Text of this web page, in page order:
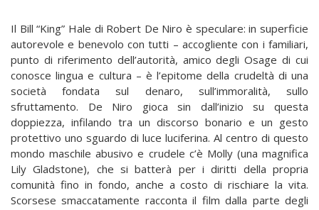
Il Bill “King” Hale di Robert De Niro è speculare: in superficie
autorevole e benevolo con tutti – accogliente con i familiari,
punto di riferimento dell’autorità, amico degli Osage di cui
conosce lingua e cultura – è l’epitome della crudeltà di una
società fondata sul denaro, sull’immoralità, sullo
sfruttamento. De Niro gioca sin dall’inizio su questa
doppiezza, infilando tra un discorso bonario e un gesto
protettivo uno sguardo di luce luciferina. Al centro di questo
mondo maschile abusivo e crudele c’è Molly (una magnifica
Lily Gladstone), che si batterà per i diritti della propria
comunità fino in fondo, anche a costo di rischiare la vita.
Scorsese smaccatamente racconta il film dalla parte degli